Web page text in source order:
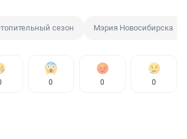
сезон Мэрия Новосибирска
0 0 0